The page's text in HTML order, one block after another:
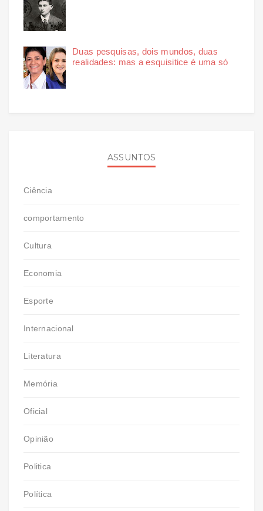
Duas pesquisas, dois mundos, duas
realidades: mas a esquisitice é uma só
ASSUNTOS
Ciência
comportamento
Cultura
Economia
Esporte
Internacional
Literatura
Memória
Oficial
Opinião
Politica
Política